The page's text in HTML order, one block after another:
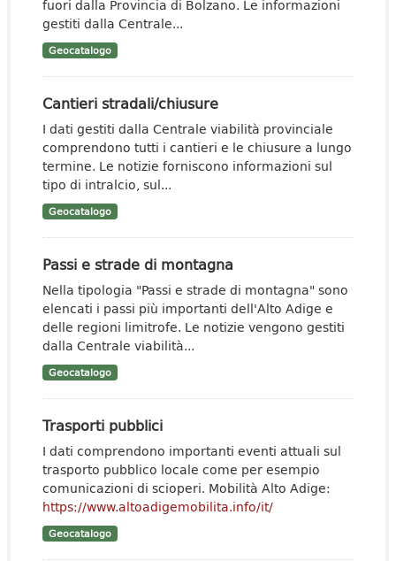
fuori dalla Provincia di Bolzano. Le informazioni
gestiti dalla Centrale...
Geocatalogo
Cantieri stradali/chiusure
I dati gestiti dalla Centrale viabilità provinciale
comprendono tutti i cantieri e le chiusure a lungo
termine. Le notizie forniscono informazioni sul
tipo di intralcio, sul...
Geocatalogo
Passi e strade di montagna
Nella tipologia "Passi e strade di montagna" sono
elencati i passi più importanti dell'Alto Adige e
delle regioni limitrofe. Le notizie vengono gestiti
dalla Centrale viabilità...
Geocatalogo
Trasporti pubblici
I dati comprendono importanti eventi attuali sul
trasporto pubblico locale come per esempio
comunicazioni di scioperi. Mobilità Alto Adige:
https://www.altoadigemobilita.info/it/
Geocatalogo